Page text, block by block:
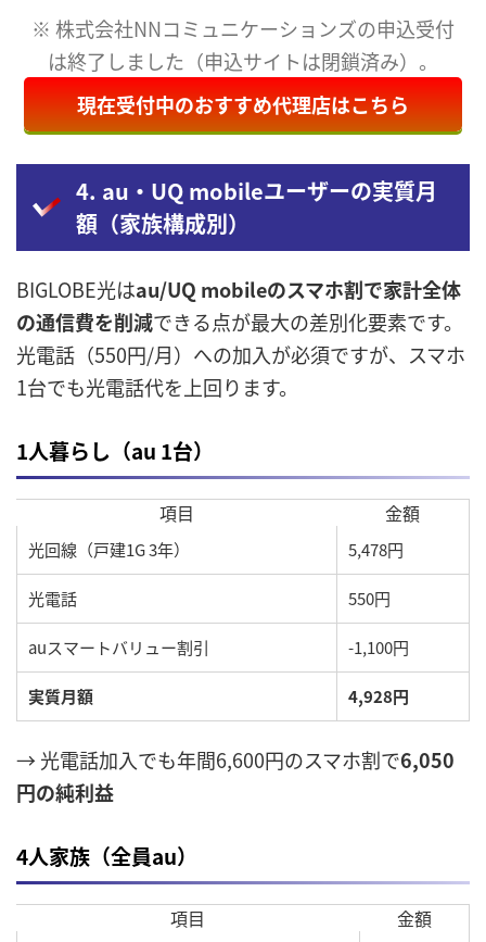
※ 株式会社NNコミュニケーションズの申込受付
は終了しました（申込サイトは閉鎖済み）。
現在受付中のおすすめ代理店はこちら
4. au・UQ mobileユーザーの実質月
額（家族構成別）
BIGLOBE光はau/UQ mobileのスマホ割で家計全体
の通信費を削減できる点が最大の差別化要素です。
光電話（550円/月）への加入が必須ですが、スマホ
1台でも光電話代を上回ります。
1人暮らし（au 1台）
項目 金額
光回線（戸建1G 3年） 5,478円
光電話 550円
auスマートバリュー割引 -1,100円
実質月額 4,928円
→ 光電話加入でも年間6,600円のスマホ割で6,050
円の純利益
4人家族（全員au）
項目 金額